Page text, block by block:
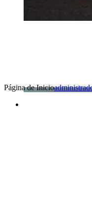
Página de Inicio